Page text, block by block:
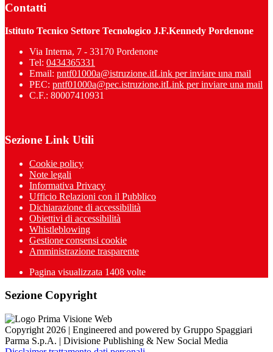
Contatti
Istituto Tecnico Settore Tecnologico J.F.Kennedy Pordenone
Via Interna, 7 - 33170 Pordenone
Tel: 0434365331
Email: pntf01000a@istruzione.itLink per inviare una mail
PEC: pntf01000a@pec.istruzione.itLink per inviare una mail
C.F.: 80007410931
Sezione Link Utili
Cookie policy
Note legali
Informativa Privacy
Ufficio Relazioni con il Pubblico
Dichiarazione di accessibilità
Obiettivi di accessibilità
Whistleblowing
Gestione consensi cookie
Amministrazione trasparente
Pagina visualizzata 1408 volte
Sezione Copyright
Copyright 2026 | Engineered and powered by Gruppo Spaggiari
Parma S.p.A. | Divisione Publishing & New Social Media